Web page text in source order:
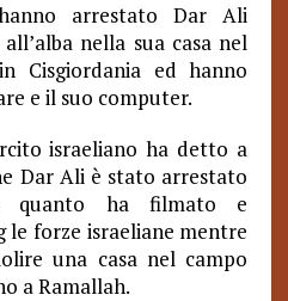
arrestato Dar Ali
nella sua casa nel
Cisgiordania ed hanno
e il suo computer.
israeliano ha detto a
Dar Ali è stato arrestato
quanto ha filmato e
le forze israeliane mentre
una casa nel campo
a Ramallah.